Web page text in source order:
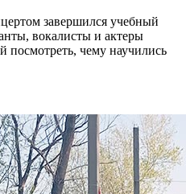
завершился учебный
вокалисты и актеры
посмотреть, чему научились